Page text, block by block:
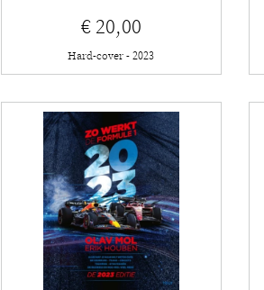
€ 20,00
Hard-cover - 2023